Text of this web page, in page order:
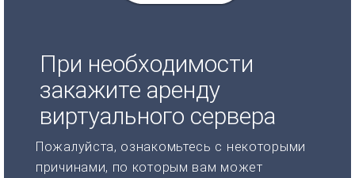
При необходимости
закажите аренду
виртуального сервера
Пожалуйста, ознакомьтесь с некоторыми
причинами, по которым вам может